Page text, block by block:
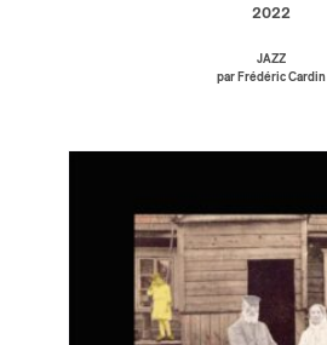
2022
JAZZ
par Frédéric Cardin